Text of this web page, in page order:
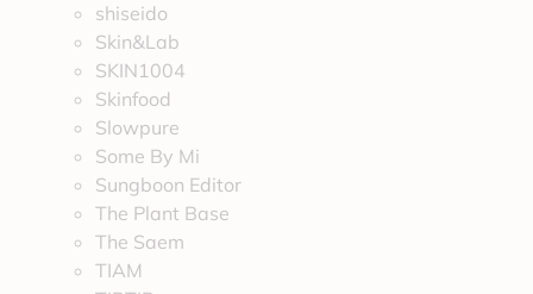
shiseido
Skin&Lab
SKIN1004
Skinfood
Slowpure
Some By Mi
Sungboon Editor
The Plant Base
The Saem
TIAM